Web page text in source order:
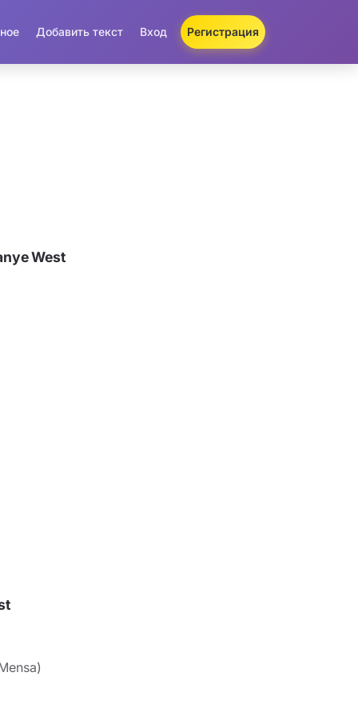
Добавить текст Вход Регистрация
West